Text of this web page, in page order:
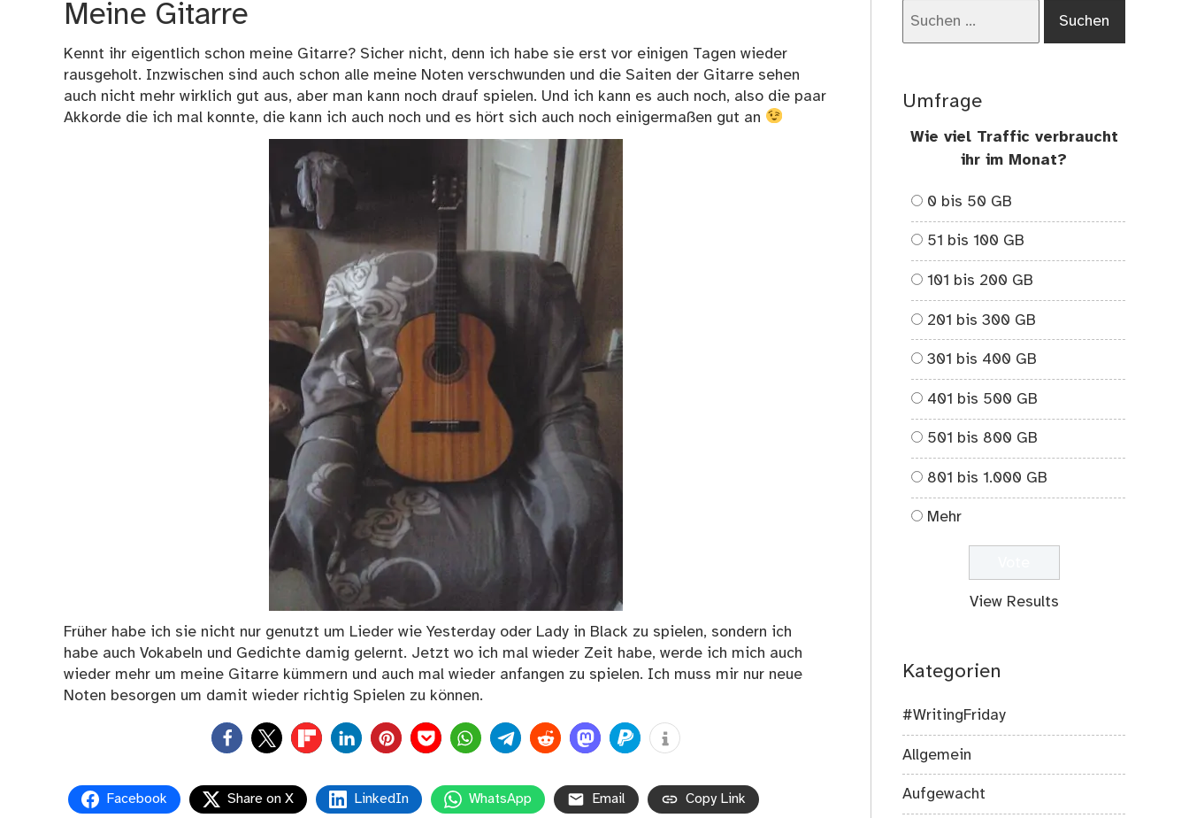
Meine Gitarre
Kennt ihr eigentlich schon meine Gitarre? Sicher nicht, denn ich habe sie erst vor einigen Tagen wieder
rausgeholt. Inzwischen sind auch schon alle meine Noten verschwunden und die Saiten der Gitarre sehen
auch nicht mehr wirklich gut aus, aber man kann noch drauf spielen. Und ich kann es auch noch, also die paar
Akkorde die ich mal konnte, die kann ich auch noch und es hört sich auch noch einigermaßen gut an
Früher habe ich sie nicht nur genutzt um Lieder wie Yesterday oder Lady in Black zu spielen, sondern ich
habe auch Vokabeln und Gedichte damig gelernt. Jetzt wo ich mal wieder Zeit habe, werde ich mich auch
wieder mehr um meine Gitarre kümmern und auch mal wieder anfangen zu spielen. Ich muss mir nur neue
Noten besorgen um damit wieder richtig Spielen zu können.
0
Facebook Share on X LinkedIn WhatsApp Email Copy Link
Umfrage
Wie viel Traffic verbraucht
ihr im Monat?
0 bis 50 GB
51 bis 100 GB
101 bis 200 GB
201 bis 300 GB
301 bis 400 GB
401 bis 500 GB
501 bis 800 GB
801 bis 1.000 GB
Mehr
View Results
Kategorien
#WritingFriday
Allgemein
Aufgewacht